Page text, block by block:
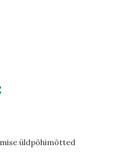
üldpõhimõtted